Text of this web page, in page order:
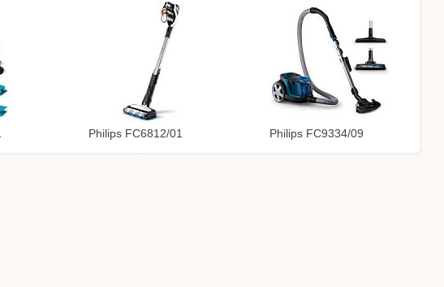
Philips FC6812/01 Philips FC9334/09